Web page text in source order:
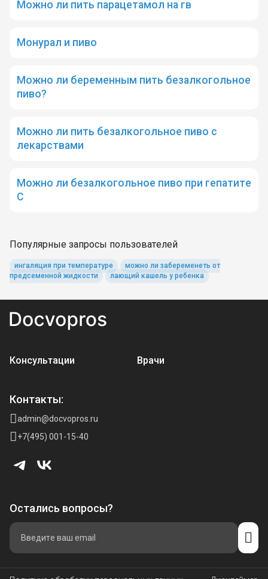
Можно ли пить парацетамол на гв
Монурал и пиво
Можно ли беременным пить безалкогольное
пиво?
Можно ли пить безалкогольное пиво с
лекарствами
Можно ли безалкогольное пиво при гепатите
С
Популярные запросы пользователей
ингаляция при температуре
можно ли забеременеть от
предсеменной жидкости
лающий кашель у ребенка
Консультации Врачи
Контакты:
admin@docvopros.ru
+7(495) 001-15-40
Остались вопросы?